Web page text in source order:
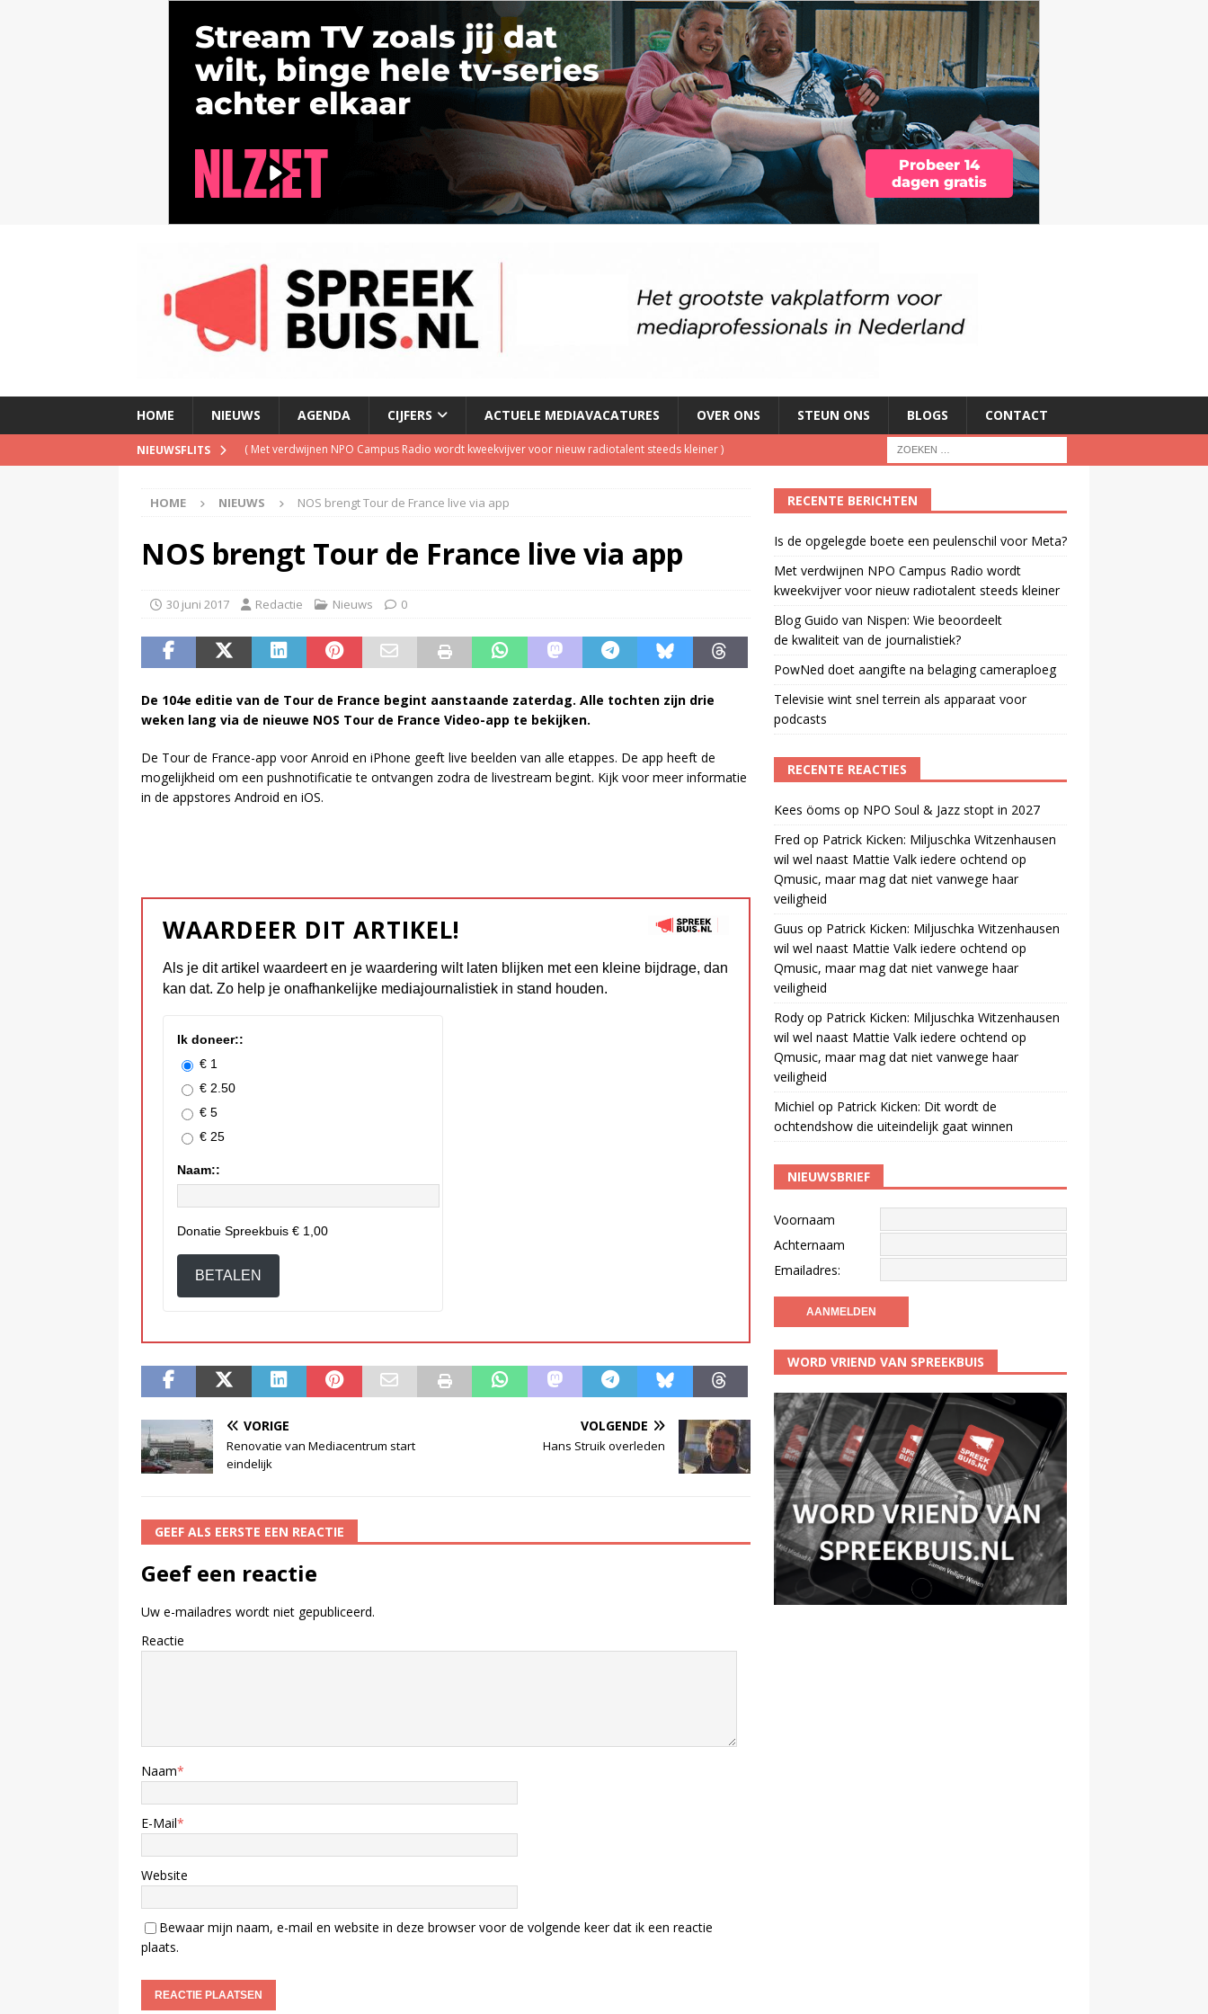
HOME NIEUWS AGENDA CIJFERS ACTUELE MEDIAVACATURES OVER ONS STEUN ONS BLOGS CONTACT
NIEUWSFLITS ( Met verdwijnen NPO Campus Radio wordt kweekvijver voor nieuw radiotalent steeds kleiner)
(PowNed doet aangifte na belaging cameraploeg)
Televisie wint snel terrein als apparaat voor podcasts
Is de opgelegde boete een peulenschil voor Meta?
HOME NIEUWS NOS brengt Tour de France live via app
NOS brengt Tour de France live via app
30 juni 2017 Redactie Nieuws 0
De 104e editie van de Tour de France begint aanstaande zaterdag. Alle tochten zijn drie
weken lang via de nieuwe NOS Tour de France Video-app te bekijken.
De Tour de France-app voor Anroid en iPhone geeft live beelden van alle etappes. De app heeft de
mogelijkheid om een pushnotificatie te ontvangen zodra de livestream begint. Kijk voor meer informatie
in de appstores Android en iOS.
WAARDEER DIT ARTIKEL!
Als je dit artikel waardeert en je waardering wilt laten blijken met een kleine bijdrage, dan
kan dat. Zo help je onafhankelijke mediajournalistiek in stand houden.
Ik doneer::
€ 1
€ 2.50
€ 5
€ 25
Naam::
Donatie Spreekbuis € 1,00
BETALEN
VORIGE
Renovatie van Mediacentrum start
eindelijk
VOLGENDE
Hans Struik overleden
GEEF ALS EERSTE EEN REACTIE
Geef een reactie
Uw e-mailadres wordt niet gepubliceerd.
Reactie
Naam*
E-Mail*
Website
Bewaar mijn naam, e-mail en website in deze browser voor de volgende keer dat ik een reactie
plaats.
RECENTE BERICHTEN
Is de opgelegde boete een peulenschil voor Meta?
Met verdwijnen NPO Campus Radio wordt
kweekvijver voor nieuw radiotalent steeds kleiner
Blog Guido van Nispen: Wie beoordeelt
de kwaliteit van de journalistiek?
PowNed doet aangifte na belaging cameraploeg
Televisie wint snel terrein als apparaat voor
podcasts
RECENTE REACTIES
Kees öoms op NPO Soul & Jazz stopt in 2027
Fred op Patrick Kicken: Miljuschka Witzenhausen
wil wel naast Mattie Valk iedere ochtend op
Qmusic, maar mag dat niet vanwege haar
veiligheid
Guus op Patrick Kicken: Miljuschka Witzenhausen
wil wel naast Mattie Valk iedere ochtend op
Qmusic, maar mag dat niet vanwege haar
veiligheid
Rodyop Patrick Kicken: Miljuschka Witzenhausen
wil wel naast Mattie Valk iedere ochtend op
Qmusic, maar mag dat niet vanwege haar
veiligheid
Michiel op Patrick Kicken: Dit wordt de
ochtendshow die uiteindelijk gaat winnen
NIEUWSBRIEF
Voornaam
Achternaam
Emailadres:
WORD VRIEND VAN SPREEKBUIS